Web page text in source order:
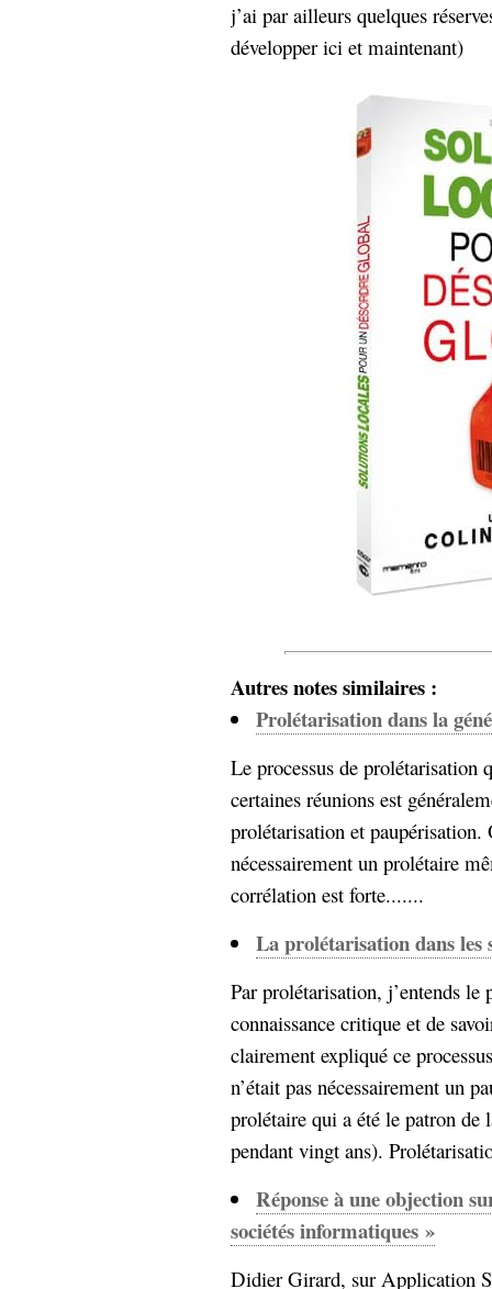
j’ai par ailleurs quelques
développer ici et maintenant)
Autres notes similaires :
Prolétarisation dans la
Le processus de prolétarisation
certaines réunions est
prolétarisation et paupérisation.
nécessairement un prolétaire
corrélation est forte.......
La prolétarisation dans les
Par prolétarisation, j’entends le
connaissance critique et de
clairement expliqué ce
n’était pas nécessairement un
prolétaire qui a été le patron de
pendant vingt ans).
Réponse à une objection
sociétés informatiques »
Didier Girard, sur Application